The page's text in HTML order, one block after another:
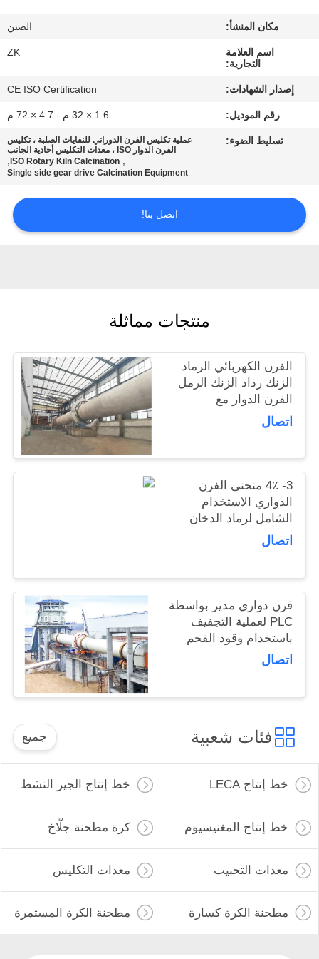
جولة
المعمل
جودة
اطلب
اقتباس
خريطة
الموقع
سياسة
الخصوصية
مكان المنشأ: الصين
اسم العلامة
التجارية:
ZK
إصدار الشهادات: CE ISO Certification
رقم الموديل: 1.6 × 32 م - 4.7 × 72 م
تسليط الضوء:
عملية تكليس الفرن الدوراني للنفايات الصلبة ، تكليس
الفرن الدوار ISO ، معدات التكليس أحادية الجانب
,
ISO Rotary Kiln Calcination
,
Single side gear drive Calcination Equipment
اتصل بنا!
منتجات مماثلة
الفرن الكهربائي الرماد
الزنك رذاذ الزنك الرمل
الفرن الدوار مع
الفرن الدوار
اتصال
3- 4٪ منحنى الفرن
الدواري الاستخدام
الشامل لرماد الدخان
لحماية البيئة
اتصال
فرن دواري مدير بواسطة
PLC لعملية التجفيف
باستخدام وقود الفحم
اتصال
فئات شعبية جميع
خط إنتاج LECA خط إنتاج الجير النشط
خط إنتاج المغنيسيوم كرة مطحنة جلّاخ
معدات التحبيب معدات التكليس
مطحنة الكرة كسارة مطحنة الكرة المستمرة